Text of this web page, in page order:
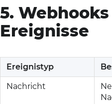
5.
Ereignisse
Ereignistyp
Nachricht